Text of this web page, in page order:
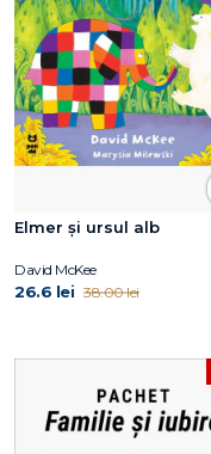
Elmer și ursul alb
David McKee
26.6 lei 38.00 lei